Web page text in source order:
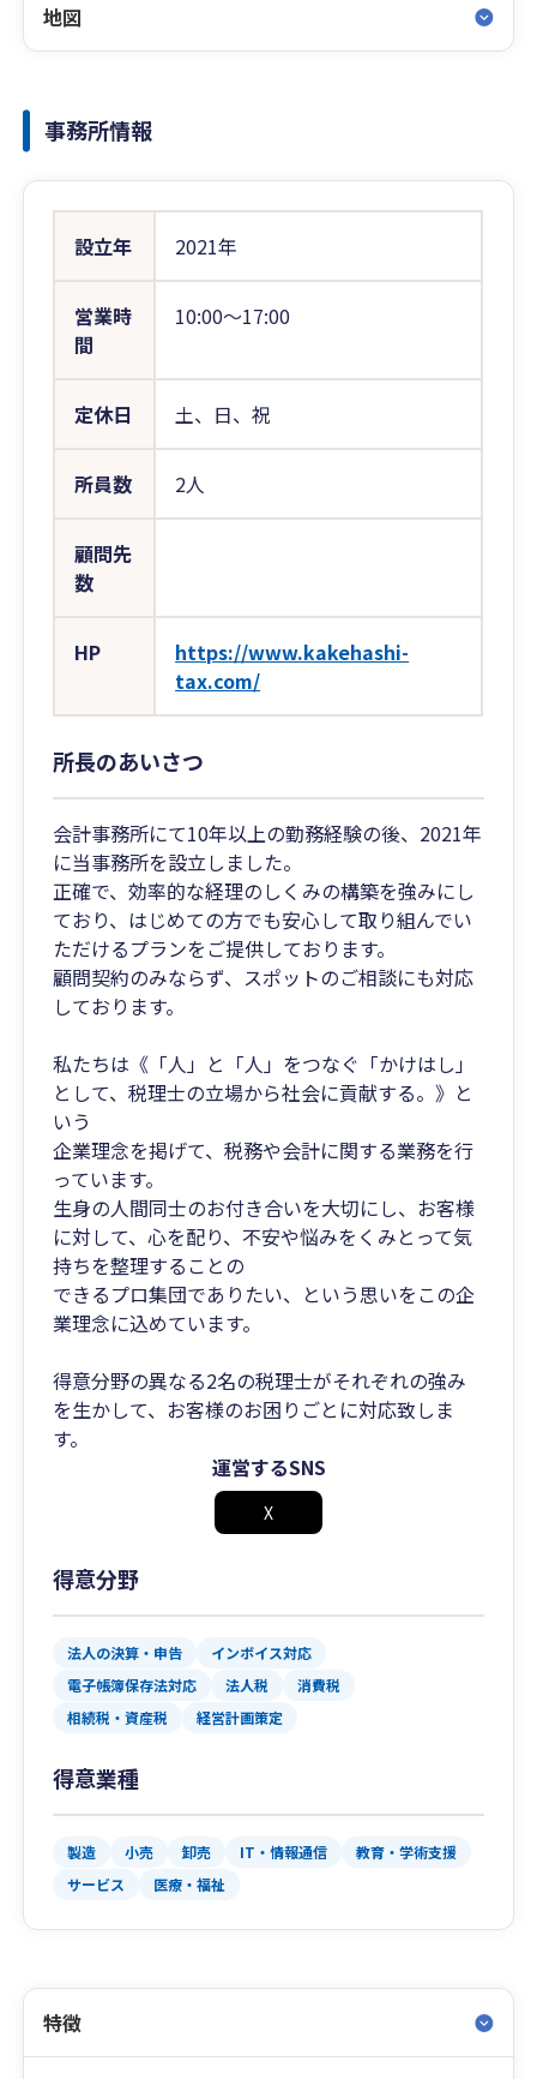
地図
事務所情報
設立年 2021年
営業時
間
10:00〜17:00
定休日 土、日、祝
所員数 2人
顧問先
数
HP
https://www.kakehashi-
tax.com/
所長のあいさつ
会計事務所にて10年以上の勤務経験の後、2021年
に当事務所を設立しました。
正確で、効率的な経理のしくみの構築を強みにし
ており、はじめての方でも安心して取り組んでい
ただけるプランをご提供しております。
顧問契約のみならず、スポットのご相談にも対応
しております。
私たちは《「人」と「人」をつなぐ「かけはし」
として、税理士の立場から社会に貢献する。》と
いう
企業理念を掲げて、税務や会計に関する業務を行
っています。
生身の人間同士のお付き合いを大切にし、お客様
に対して、心を配り、不安や悩みをくみとって気
持ちを整理することの
できるプロ集団でありたい、という思いをこの企
業理念に込めています。
得意分野の異なる2名の税理士がそれぞれの強み
を生かして、お客様のお困りごとに対応致しま
す。
運営するSNS
X
得意分野
法人の決算・申告
インボイス対応
電子帳簿保存法対応
法人税
消費税
相続税・資産税
経営計画策定
得意業種
製造 小売 卸売 IT・情報通信
教育・学術支援
サービス
医療・福祉
特徴